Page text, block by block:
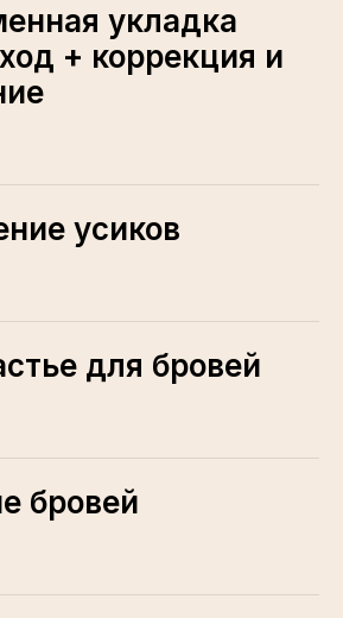
укладка
+ коррекция и
усиков
для бровей
бровей